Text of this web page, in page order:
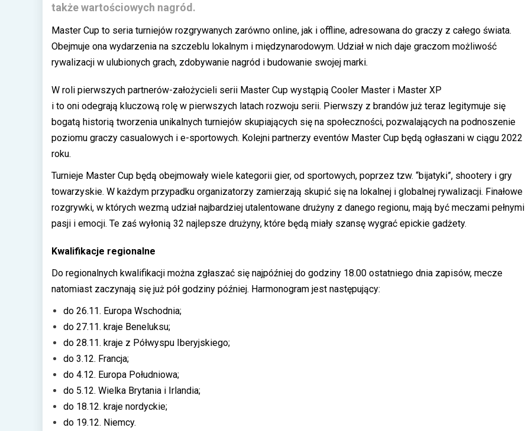
także wartościowych nagród.
Master Cup to seria turniejów rozgrywanych zarówno online, jak i offline, adresowana do graczy z całego świata.
Obejmuje ona wydarzenia na szczeblu lokalnym i międzynarodowym. Udział w nich daje graczom możliwość
rywalizacji w ulubionych grach, zdobywanie nagród i budowanie swojej marki.
W roli pierwszych partnerów-założycieli serii Master Cup wystąpią Cooler Master i Master XP
i to oni odegrają kluczową rolę w pierwszych latach rozwoju serii. Pierwszy z brandów już teraz legitymuje się
bogatą historią tworzenia unikalnych turniejów skupiających się na społeczności, pozwalających na podnoszenie
poziomu graczy casualowych i e-sportowych. Kolejni partnerzy eventów Master Cup będą ogłaszani w ciągu 2022
roku.
Turnieje Master Cup będą obejmowały wiele kategorii gier, od sportowych, poprzez tzw. “bijatyki”, shootery i gry
towarzyskie. W każdym przypadku organizatorzy zamierzają skupić się na lokalnej i globalnej rywalizacji. Finałowe
rozgrywki, w których wezmą udział najbardziej utalentowane drużyny z danego regionu, mają być meczami pełnymi
pasji i emocji. Te zaś wyłonią 32 najlepsze drużyny, które będą miały szansę wygrać epickie gadżety.
Kwalifikacje regionalne
Do regionalnych kwalifikacji można zgłaszać się najpóźniej do godziny 18.00 ostatniego dnia zapisów, mecze
natomiast zaczynają się już pół godziny później. Harmonogram jest następujący:
do 26.11. Europa Wschodnia;
do 27.11. kraje Beneluksu;
do 28.11. kraje z Półwyspu Iberyjskiego;
do 3.12. Francja;
do 4.12. Europa Południowa;
do 5.12. Wielka Brytania i Irlandia;
do 18.12. kraje nordyckie;
do 19.12. Niemcy.